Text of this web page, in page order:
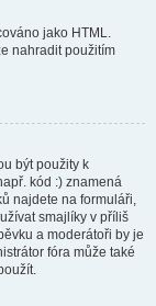
jako HTML.
nahradit použitím
být použity k
kód :) znamená
najdete na formuláři,
smajlíky v příliš
a moderátoři by je
fóra může také